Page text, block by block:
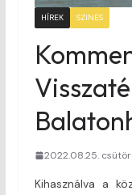
HÍREK SZINES
2022.08.25.
Kihasználva a